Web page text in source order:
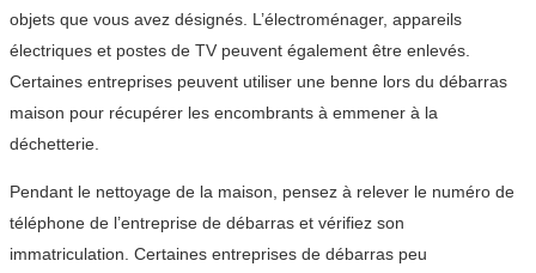
objets que vous avez désignés. L’électroménager, appareils
électriques et postes de TV peuvent également être enlevés.
Certaines entreprises peuvent utiliser une benne lors du débarras
maison pour récupérer les encombrants à emmener à la
déchetterie.
Pendant le nettoyage de la maison, pensez à relever le numéro de
téléphone de l’entreprise de débarras et vérifiez son
immatriculation. Certaines entreprises de débarras peu